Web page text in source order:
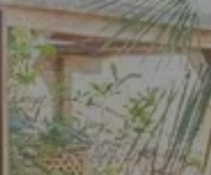
Réservez
votre escale
à Bandol
Pour profiter de votre séjour à